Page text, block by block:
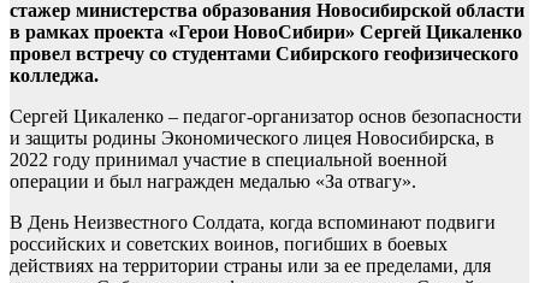
стажер министерства образования Новосибирской области
в рамках проекта «Герои НовоСибири» Сергей Цикаленко
провел встречу со студентами Сибирского геофизического
колледжа.
Сергей Цикаленко – педагог-организатор основ безопасности
и защиты родины Экономического лицея Новосибирска, в
2022 году принимал участие в специальной военной
операции и был награжден медалью «За отвагу».
В День Неизвестного Солдата, когда вспоминают подвиги
российских и советских воинов, погибших в боевых
действиях на территории страны или за ее пределами, для